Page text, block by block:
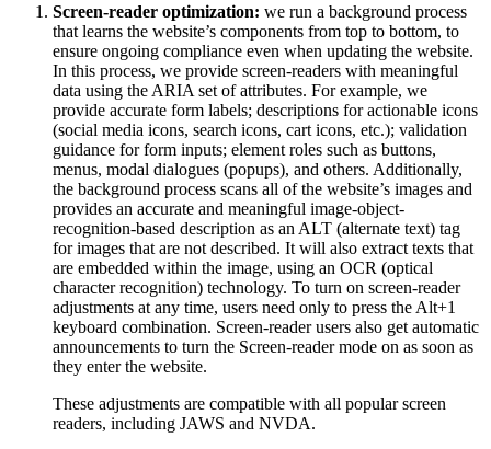
Screen-reader optimization: we run a background process
that learns the website’s components from top to bottom, to
ensure ongoing compliance even when updating the website.
In this process, we provide screen-readers with meaningful
data using the ARIA set of attributes. For example, we
provide accurate form labels; descriptions for actionable icons
(social media icons, search icons, cart icons, etc.); validation
guidance for form inputs; element roles such as buttons,
menus, modal dialogues (popups), and others. Additionally,
the background process scans all of the website’s images and
provides an accurate and meaningful image-object-
recognition-based description as an ALT (alternate text) tag
for images that are not described. It will also extract texts that
are embedded within the image, using an OCR (optical
character recognition) technology. To turn on screen-reader
adjustments at any time, users need only to press the Alt+1
keyboard combination. Screen-reader users also get automatic
announcements to turn the Screen-reader mode on as soon as
they enter the website.
These adjustments are compatible with all popular screen
readers, including JAWS and NVDA.